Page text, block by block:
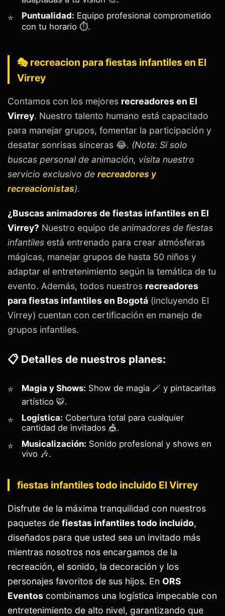
Puntualidad: Equipo profesional comprometido
con tu horario ⏱️.
🎭 recreacion para fiestas infantiles en El
Virrey
Contamos con los mejores recreadores en El
Virrey. Nuestro talento humano está capacitado
para manejar grupos, fomentar la participación y
desatar sonrisas sinceras 😂. (Nota: Si solo
buscas personal de animación, visita nuestro
servicio exclusivo de recreadores y
recreacionistas).
¿Buscas animadores de fiestas infantiles en El
Virrey? Nuestro equipo de animadores de fiestas
infantiles está entrenado para crear atmósferas
mágicas, manejar grupos de hasta 50 niños y
adaptar el entretenimiento según la temática de tu
evento. Además, todos nuestros recreadores
para fiestas infantiles en Bogotá (incluyendo El
Virrey) cuentan con certificación en manejo de
grupos infantiles.
📋 Detalles de nuestros planes:
Magia y Shows: Show de magia 🪄 y pintacaritas
artístico 🐯.
Logística: Cobertura total para cualquier
cantidad de invitados 🎪.
Musicalización: Sonido profesional y shows en
vivo 🎶.
fiestas infantiles todo incluido El Virrey
Disfrute de la máxima tranquilidad con nuestros
paquetes de fiestas infantiles todo incluido,
diseñados para que usted sea un invitado más
mientras nosotros nos encargamos de la
recreación, el sonido, la decoración y los
personajes favoritos de sus hijos. En ORS
Eventos combinamos una logística impecable con
entretenimiento de alto nivel, garantizando que